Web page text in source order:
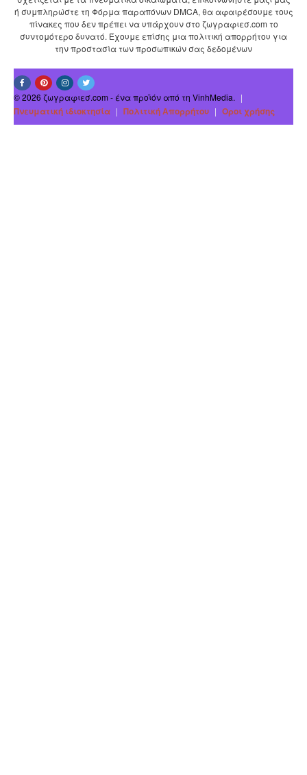
ή συμπληρώστε τη Φόρμα παραπόνων DMCA, θα αφαιρέσουμε τους
πίνακες που δεν πρέπει να υπάρχουν στο ζωγραφιεσ.com το
συντομότερο δυνατό. Έχουμε επίσης μια πολιτική απορρήτου για
την προστασία των προσωπικών σας δεδομένων
© 2026 ζωγραφιεσ.com - ένα προϊόν από τη VinhMedia. |
Πνευματική ιδιοκτησία | Πολιτική Απορρήτου | Οροι χρήσης